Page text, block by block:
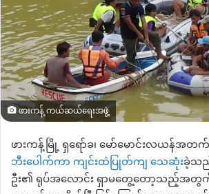
ဖားကန့် ကယ်ဆယ်ရေးအဖွဲ့
ဖားကန့်မြို့ ရှရော်ခ၊ မော်မောင်းလယန်အ
ဘီးပေါက်ကာ ကျင်းထဲပြုတ်ကျ သေဆုံးခဲ့သ
ဦး၏ ရုပ်အလောင်း ရှာမတွေ့တော့သည့်အတွက်